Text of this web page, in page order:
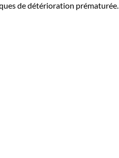
de détérioration prématurée.